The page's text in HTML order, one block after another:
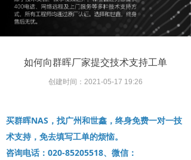
技术支持
新闻中心
关于我们
如何向群晖厂家提交技术支持工单
创建时间： 2021-05-17 19:26
买群晖NAS，找广州和世鑫，终身免费一对一技
术支持，免去填写工单的烦恼。
咨询电话：020-85205518、微信：